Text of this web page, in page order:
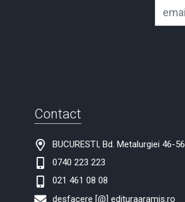
Contact
BUCURESTI, Bd. Metalurgiei 46-56
0740 223 223
021 461 08 08
desfacere [@] edituraaramis.ro